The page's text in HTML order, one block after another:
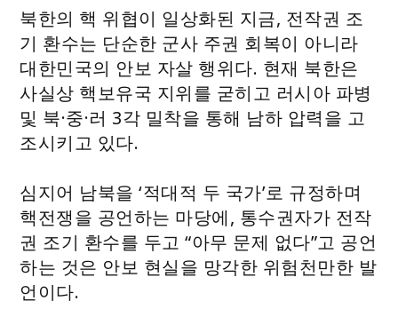
북한의 핵 위협이 일상화된 지금, 전작권 조
기 환수는 단순한 군사 주권 회복이 아니라
대한민국의 안보 자살 행위다. 현재 북한은
사실상 핵보유국 지위를 굳히고 러시아 파병
및 북·중·러 3각 밀착을 통해 남하 압력을 고
조시키고 있다.
심지어 남북을 ‘적대적 두 국가’로 규정하며
핵전쟁을 공언하는 마당에, 통수권자가 전작
권 조기 환수를 두고 “아무 문제 없다”고 공언
하는 것은 안보 현실을 망각한 위험천만한 발
언이다.